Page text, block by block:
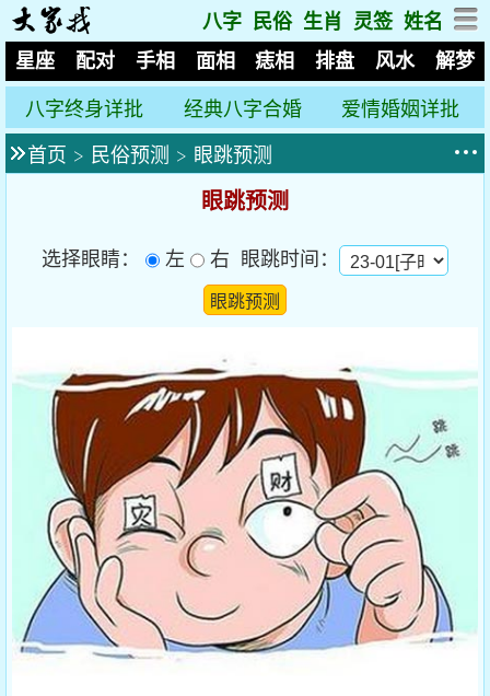
八字 民俗 生肖 灵签 姓名
星座
配对 手相 面相 痣相 排盘 风水 解梦
八字终身详批 经典八字合婚
爱情婚姻详批
首页 > 民俗预测 > 眼跳预测
眼跳预测
选择眼睛： 左 右 眼跳时间：